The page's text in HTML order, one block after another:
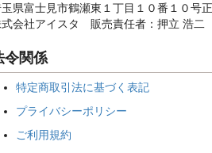
県富士見市鶴瀬東１丁目１０番１０号
会社アイスタ 販売責任者：押立 浩二
令関係
特定商取引法に基づく表記
プライバシーポリシー
ご利用規約